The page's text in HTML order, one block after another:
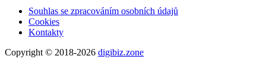
Souhlas se zpracováním osobních údajů
Cookies
Kontakty
Copyright © 2018-2026 digibiz.zone